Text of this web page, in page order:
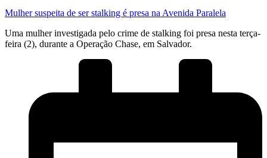
Mulher suspeita de ser stalking é presa na Avenida Paralela
Uma mulher investigada pelo crime de stalking foi presa nesta terça-
feira (2), durante a Operação Chase, em Salvador.